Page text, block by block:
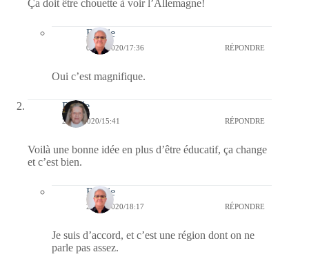
Ça doit être chouette à voir l’Allemagne!
Bernie
07/08/2020/17:36 RÉPONDRE
Oui c’est magnifique.
Renée
26/07/2020/15:41 RÉPONDRE
Voilà une bonne idée en plus d’être éducatif, ça change
et c’est bien.
Bernie
26/07/2020/18:17 RÉPONDRE
Je suis d’accord, et c’est une région dont on ne
parle pas assez.